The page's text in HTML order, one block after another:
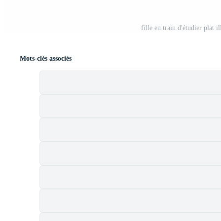
fille en train d'étudier plat
Mots-clés associés